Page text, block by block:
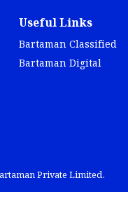
Useful Links
Bartaman Classified
Bartaman Digital
Private Limited.